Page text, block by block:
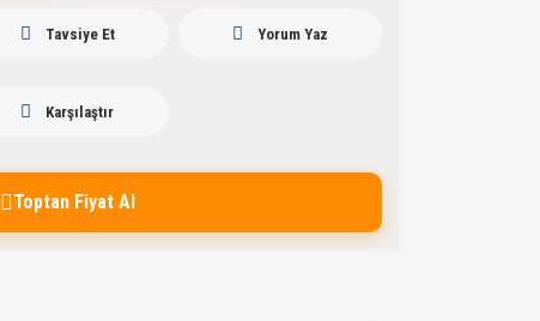
Tavsiye Et Yorum Yaz
Karşılaştır
Toptan Fiyat Al